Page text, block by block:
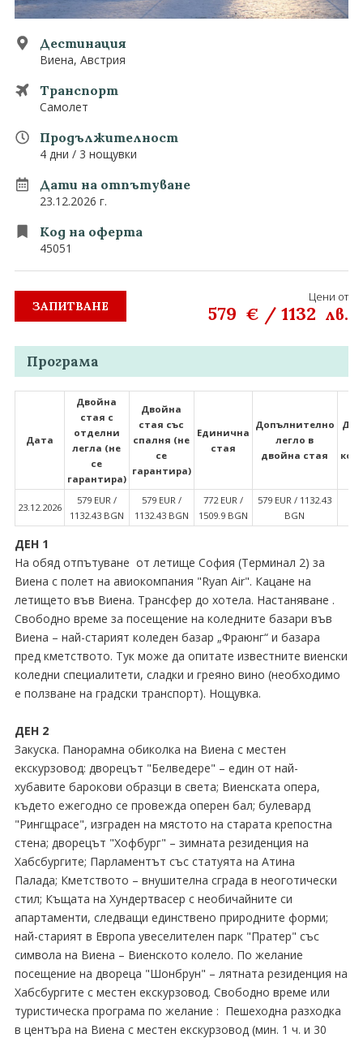
Екзотични
0882 907 335 Запитване
Последвайте ни
Дестинация
Виена, Австрия
Транспорт
Самолет
Продължителност
4 дни / 3 нощувки
Дати на отпътуване
23.12.2026 г.
Код на оферта
45051
ЗАПИТВАНЕ
Цени от
579 € /1132 лв.
Програма
Дата
Двойна
стая с
отделни
легла (не
се
гарантира)
Двойна
стая със
спалня (не
се
гарантира)
Единична
стая
Допълнително
легло в
двойна стая
23.12.2026
579 EUR ∕
1132.43 BGN
579 EUR ∕
1132.43 BGN
772 EUR ∕
1509.9 BGN
579 EUR ∕ 1132.43
BGN
ДЕН 1
На обяд отпътуване от летище София (Терминал 2) за
Виена с полет на авиокомпания "Ryan Air". Кацане на
летището във Виена. Трансфер до хотела. Настаняване .
Свободно време за посещение на коледните базари във
Виена – най-старият коледен базар „Фраюнг“ и базара
пред кметството. Тук може да опитате известните виенски
коледни специалитети, сладки и греяно вино (необходимо
е ползване на градски транспорт). Нощувка.
ДЕН 2
Закуска. Панорамна обиколка на Виена с местен
екскурзовод: дворецът "Белведере" – един от най-
хубавите барокови образци в света; Виенската опера,
където ежегодно се провежда оперен бал; булевард
"Рингщрасе", изграден на мястото на старата крепостна
стена; дворецът "Хофбург" – зимната резиденция на
Хабсбургите; Парламентът със статуята на Атина
Палада; Кметството – внушителна сграда в неоготически
стил; Къщата на Хундертвасер с необичайните си
апартаменти, следващи единствено природните форми;
най-старият в Европа увеселителен парк "Пратер" със
символа на Виена – Виенското колело. По желание
посещение на двореца "Шонбрун" – лятната резиденция на
Хабсбургите с местен екскурзовод. Свободно време или
туристическа програма по желание : Пешеходна разходка
в центъра на Виена с местен екскурзовод (мин. 1 ч. и 30